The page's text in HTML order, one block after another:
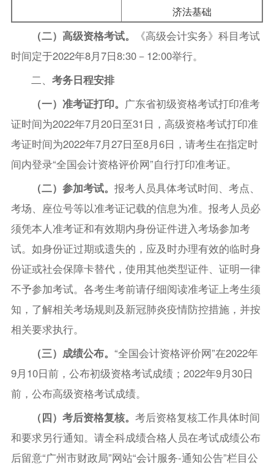
济法基础
（二）高级资格考试。
《高级会计实务》科目考试
时间定于2022年8月7日8:30－12:00举行。
二、考务日程安排
（一）准考证打印。 广东省初级资格考试打印准考
证时间为2022年7月20日至31日，高级资格考试打印准
考证时间为2022年7月27日至8月6日，请考生在指定时
间内登录“全国会计资格评价网”自行打印准考证。
（二）参加考试。报考人员具体考试时间、考点、
考场、座位号等以准考证记载的信息为准。报考人员必
须凭本人准考证和有效期内身份证件进入考场参加考
试。如身份证过期或遗失的，应及时办理有效的临时身
份证或社会保障卡替代，使用其他类型证件、证明一律
不予参加考试。各考生考前请仔细阅读准考证上考生须
知，了解相关考场规则及新冠肺炎疫情防控措施，并按
相关要求执行。
（三）成绩公布。“全国会计资格评价网”在2022年
9月10日前，公布初级资格考试成绩；2022年9月30日
前，公布高级资格考试成绩。
（四）考后资格复核。考后资格复核工作具体时间
和要求另行通知。请全科成绩合格人员在考试成绩公布
后留意“广州市财政局”网站“会计服务-通知公告”栏目公